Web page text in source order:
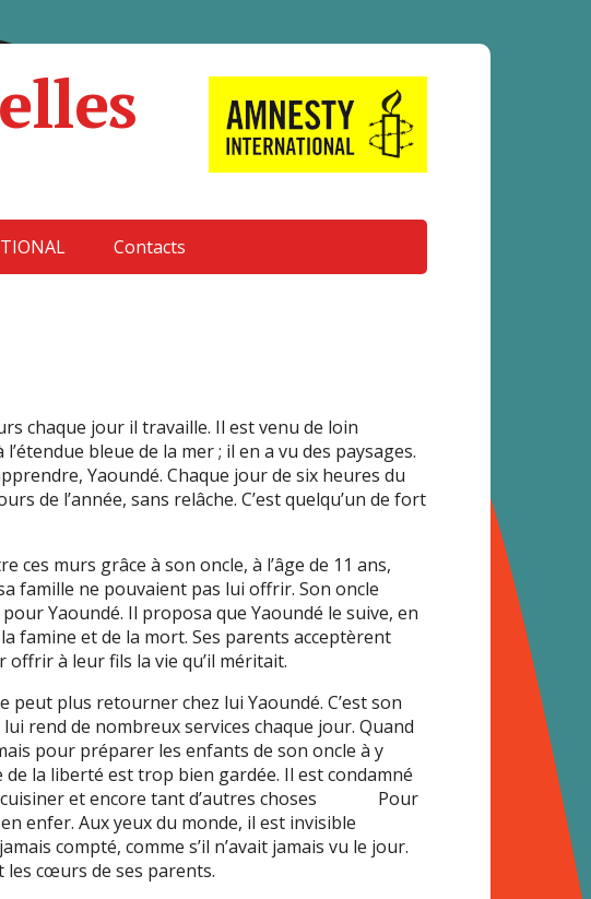
Contacts
chaque jour il travaille. Il est venu de loin
bleue de la mer ; il en a vu des paysages.
Yaoundé. Chaque jour de six heures du
de l’année, sans relâche. C’est quelqu’un de fort
murs grâce à son oncle, à l’âge de 11 ans,
famille ne pouvaient pas lui offrir. Son oncle
Yaoundé. Il proposa que Yaoundé le suive, en
famine et de la mort. Ses parents acceptèrent
à leur fils la vie qu’il méritait.
peut plus retourner chez lui Yaoundé. C’est son
rend de nombreux services chaque jour. Quand
pour préparer les enfants de son oncle à y
la liberté est trop bien gardée. Il est condamné
cuisiner et encore tant d’autres choses Pour
enfer. Aux yeux du monde, il est invisible
compté, comme s’il n’avait jamais vu le jour.
les cœurs de ses parents.